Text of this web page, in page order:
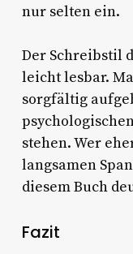
nur selten ein.
Der Schreibstil
leicht lesbar.
sorgfältig
stehen. Wer
langsamen
diesem Buch
Fazit